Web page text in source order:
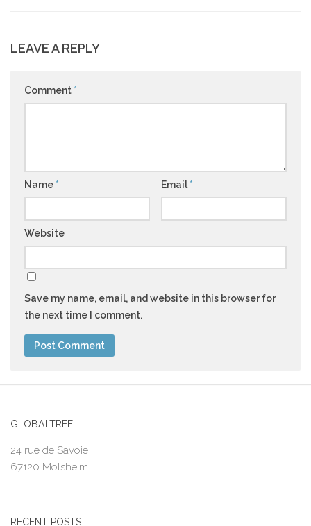
LEAVE A REPLY
Comment *
Name * Email *
Website
Save my name, email, and website in this browser for
the next time I comment.
GLOBALTREE
24 rue de Savoie
67120 Molsheim
RECENT POSTS